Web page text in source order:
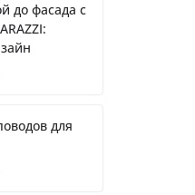
до фасада с
для